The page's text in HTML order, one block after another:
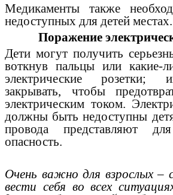
Медикаменты также
недоступных для детей местах.
Поражение
Дети могут получить
воткнув пальцы или какие-
электрические розетки;
закрывать, чтобы
электрическим током.
должны быть недоступны
провода представляют
опасность.
Очень важно для взрослых –
вести себя во всех